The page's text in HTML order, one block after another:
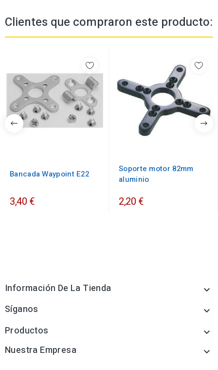
Clientes que compraron este producto:
Bancada Waypoint E22
3,40 €
Soporte motor 82mm
aluminio
2,20 €
Información De La Tienda 
Síganos 
Productos 
Nuestra Empresa 